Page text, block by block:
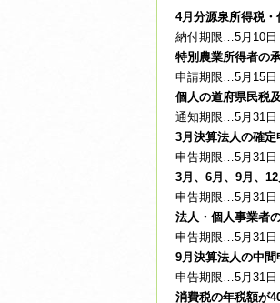
4月分源泉所得税
納付期限…5月10日
特別農業所得者の
申請期限…5月15日
個人の道府県民税
通知期限…5月31日
3月決算法人の確
申告期限…5月31日
3月、6月、9月、
申告期限…5月31日
法人・個人事業者
申告期限…5月31日
9月決算法人の中
申告期限…5月31日
消費税の年税額が